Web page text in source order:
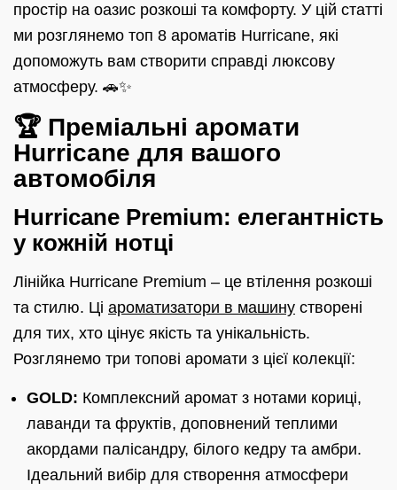
простір на оазис розкоші та комфорту. У цій статті
ми розглянемо топ 8 ароматів Hurricane, які
допоможуть вам створити справді люксову
атмосферу. 🚗✨
🏆 Преміальні аромати
Hurricane для вашого
автомобіля
Hurricane Premium: елегантність
у кожній нотці
Лінійка Hurricane Premium – це втілення розкоші
та стилю. Ці ароматизатори в машину створені
для тих, хто цінує якість та унікальність.
Розглянемо три топові аромати з цієї колекції:
GOLD: Комплексний аромат з нотами кориці,
лаванди та фруктів, доповнений теплими
акордами палісандру, білого кедру та амбри.
Ідеальний вибір для створення атмосфери